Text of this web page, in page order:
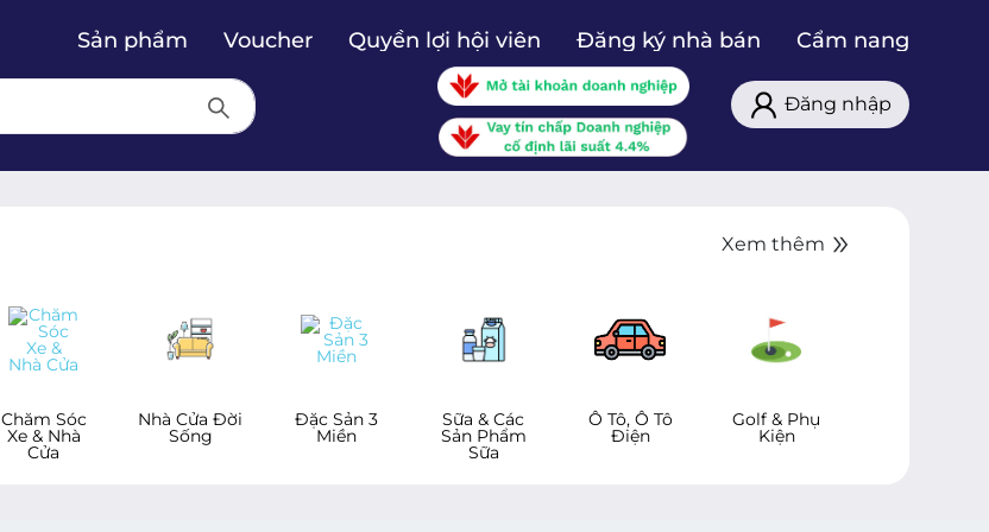
Sản phẩm Voucher Quyền lợi hội viên Đăng ký nhà bán Cẩm nang
Đăng nhập
Xem thêm
Chăm Sóc
Xe & Nhà
Cửa
Nhà Cửa Đời
Sống
Đặc Sản 3
Miền
Sữa & Các
Sản Phẩm
Sữa
Ô Tô, Ô Tô
Điện
Golf & Phụ
Kiện